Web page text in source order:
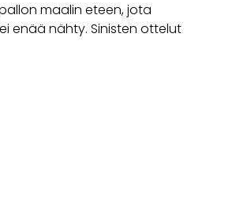
maalin eteen, jota
enää nähty. Sinisten ottelut